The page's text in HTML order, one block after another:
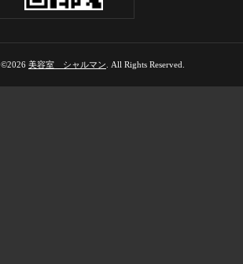
©2026 美容室 シャルマン . All Rights Reserved.